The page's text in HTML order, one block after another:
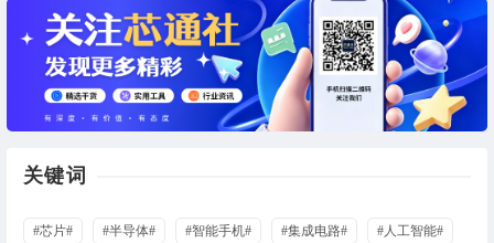
关键词
#芯片# #半导体# #智能手机# #集成电路# #人工智能#